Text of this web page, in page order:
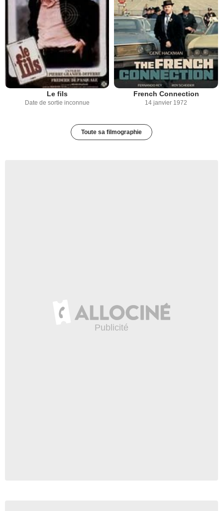
Le fils
Date de sortie inconnue
French Connection
14 janvier 1972
Toute sa filmographie